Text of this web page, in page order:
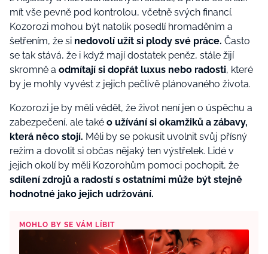
mít vše pevně pod kontrolou, včetně svých financí.
Kozorozi mohou být natolik posedlí hromaděním a
šetřením, že si nedovolí užít si plody své práce. Často
se tak stává, že i když mají dostatek peněz, stále žijí
skromně a odmítají si dopřát luxus nebo radosti, které
by je mohly vyvést z jejich pečlivě plánovaného života.
Kozorozi je by měli vědět, že život není jen o úspěchu a
zabezpečení, ale také o užívání si okamžiků a zábavy,
která něco stojí. Měli by se pokusit uvolnit svůj přísný
režim a dovolit si občas nějaký ten výstřelek. Lidé v
jejich okolí by měli Kozorohům pomoci pochopit, že
sdílení zdrojů a radostí s ostatními může být stejně
hodnotné jako jejich udržování.
MOHLO BY SE VÁM LÍBIT